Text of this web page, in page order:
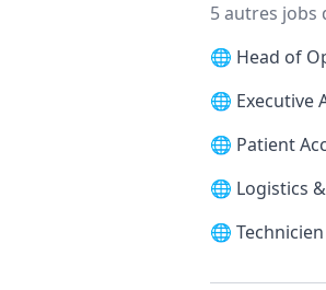
5 autres
🌐 Head of
🌐 Executive
🌐 Patient
🌐 Logistics
🌐